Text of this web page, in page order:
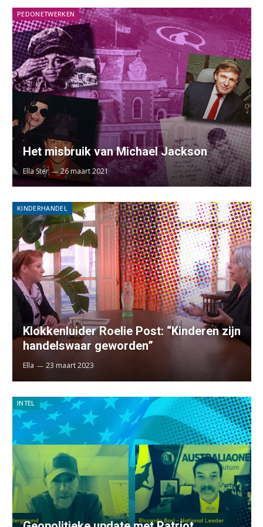
PEDONETWERKEN
Het misbruik van Michael Jackson
Ella Ster 26 maart 2021
KINDERHANDEL
Klokkenluider Roelie Post: “Kinderen zijn
handelswaar geworden”
Ella 23 maart 2023
INTEL